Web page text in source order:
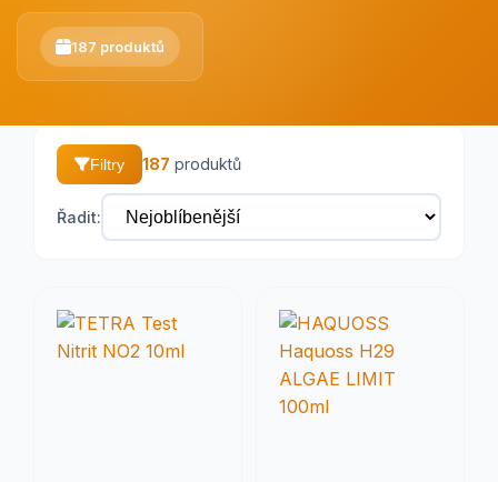
187 produktů
Filtry 187 produktů
Řadit: